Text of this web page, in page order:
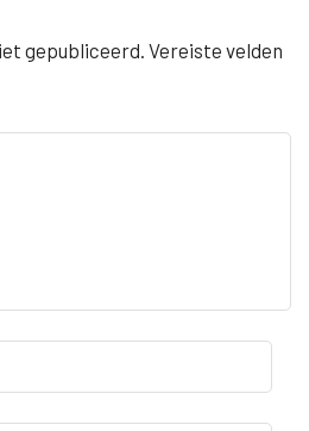
gepubliceerd. Vereiste velden